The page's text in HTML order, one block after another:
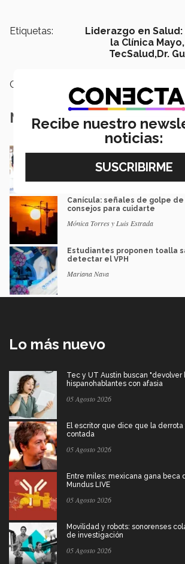
Etiquetas:
Liderazgo en
la Clínica
TecSalud,Dr.
Categoría:
Notas Relacionadas
Paula Treviño
Canícula: señales de golpe de
consejos para cuidarte
Mónica Torres y Luis Estrada
Estudiantes proponen toalla
detectar el VPH
Mariana Nava
Lo más nuevo
Tec y UT Austin buscan "devolver
hispanohablantes con afasia
05 Agosto 2026
El escritor que dice que la
contada
05 Agosto 2026
Entre miles: mexicana gana beca
Mundus LIVE
05 Agosto 2026
Movilidad y robots: sonorenses
de investigación
05 Agosto 2026
Recibe nuestro
noticias: